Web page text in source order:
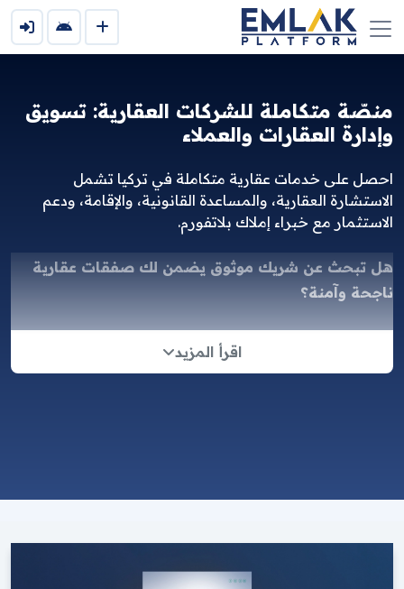
منصّة متكاملة للشركات العقارية: تسويق
وإدارة العقارات والعملاء
احصل على خدمات عقارية متكاملة في تركيا تشمل
الاستشارة العقارية، والمساعدة القانونية، والإقامة، ودعم
الاستثمار مع خبراء إملاك بلاتفورم.
هل تبحث عن شريك موثوق يضمن لك صفقات عقارية
ناجحة وآمنة؟
نقدم لكم منصة متكاملة تجمع بين الخبرة العميقة والتقنيات
الحديثة، لتلبية احتياجات الشركات العقارية والمستثمرين
على حد سواء. نحن أكثر من مجرد منصة عقارية؛ نحن شريك
معلومات دقيقة ومفصلة عن العقارات، بما في ذلك
اقرأ المزيد